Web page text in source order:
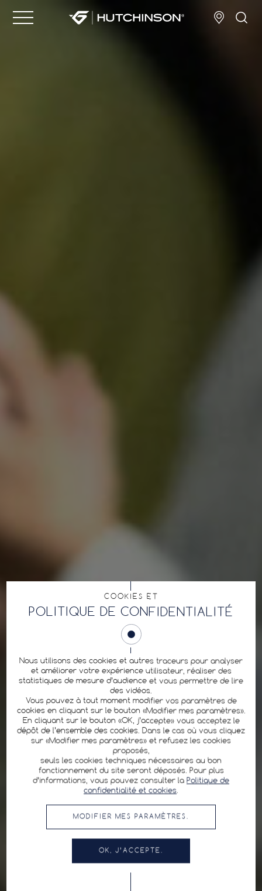
COOKIES ET
POLITIQUE DE CONFIDENTIALITÉ
Nous utilisons des cookies et autres traceurs pour analyser
et améliorer votre expérience utilisateur, réaliser des
statistiques de mesure d’audience et vous permettre de lire
des vidéos.
Vous pouvez à tout moment modifier vos paramètres de
cookies en cliquant sur le bouton «Modifier mes paramètres».
En cliquant sur le bouton «OK, j’accepte» vous acceptez le
dépôt de l’ensemble des cookies. Dans le cas où vous cliquez
sur «Modifier mes paramètres» et refusez les cookies
proposés,
seuls les cookies techniques nécessaires au bon
fonctionnement du site seront déposés. Pour plus
d’informations, vous pouvez consulter la Politique de
confidentialité et cookies.
MODIFIER MES PARAMÈTRES.
OK, J’ACCEPTE.